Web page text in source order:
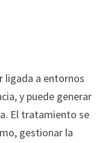
ligada a entornos
y puede generar
El tratamiento se
gestionar la